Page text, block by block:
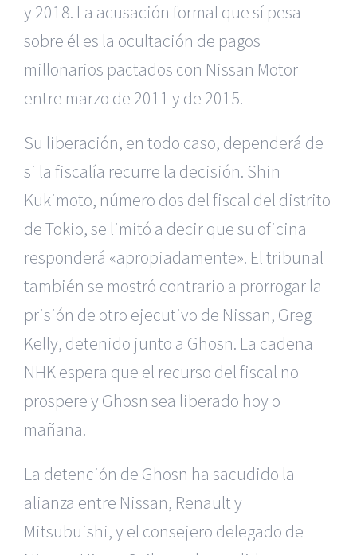
y 2018. La acusación formal que sí pesa
sobre él es la ocultación de pagos
millonarios pactados con Nissan Motor
entre marzo de 2011 y de 2015.
Su liberación, en todo caso, dependerá de
si la fiscalía recurre la decisión. Shin
Kukimoto, número dos del fiscal del distrito
de Tokio, se limitó a decir que su oficina
responderá «apropiadamente». El tribunal
también se mostró contrario a prorrogar la
prisión de otro ejecutivo de Nissan, Greg
Kelly, detenido junto a Ghosn. La cadena
NHK espera que el recurso del fiscal no
prospere y Ghosn sea liberado hoy o
mañana.
La detención de Ghosn ha sacudido la
alianza entre Nissan, Renault y
Mitsubuishi, y el consejero delegado de